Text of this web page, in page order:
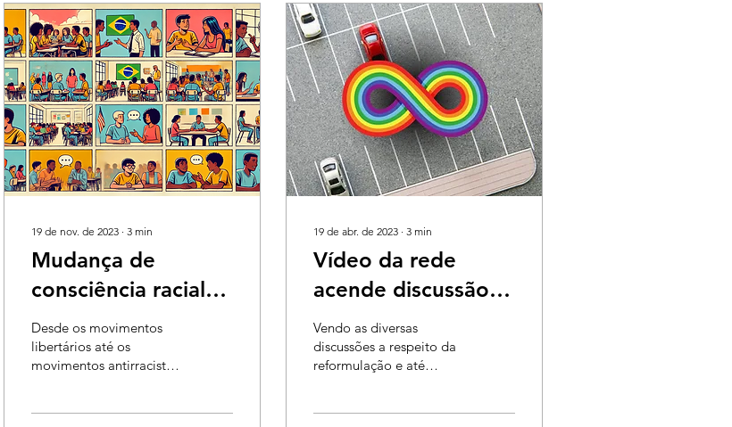
19 de nov. de 2023 ∙ 3 min
Mudança de
consciência racial
desde a base
educacional
Desde os movimentos
libertários até os
movimentos antirracistas
19 de abr. de 2023 ∙ 3 min
Vídeo da rede
acende discussão
sobre educação em
sexualidade e
neurodiversidade
Vendo as diversas
discussões a respeito da
reformulação e até